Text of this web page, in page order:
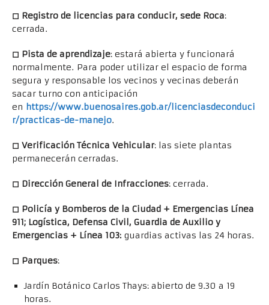
◻ Registro de licencias para conducir, sede Roca:
cerrada.
◻ Pista de aprendizaje: estará abierta y funcionará
normalmente. Para poder utilizar el espacio de forma
segura y responsable los vecinos y vecinas deberán
sacar turno con anticipación
en https://www.buenosaires.gob.ar/licenciasdeconduci
r/practicas-de-manejo.
◻ Verificación Técnica Vehicular: las siete plantas
permanecerán cerradas.
◻ Dirección General de Infracciones: cerrada.
◻ Policía y Bomberos de la Ciudad + Emergencias Línea
911; Logística, Defensa Civil, Guardia de Auxilio y
Emergencias + Línea 103: guardias activas las 24 horas.
◻ Parques:
Jardín Botánico Carlos Thays: abierto de 9.30 a 19
horas.